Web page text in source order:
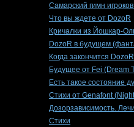
Самарский гимн
Что вы ждете от DozoR
Кричалки из Йошкар-
DozoR в будущем
Когда закончится
Будущее от Fei (Dream
Есть такое состояние
Стихи от Genafont
Дозорзависимость.
Стихи